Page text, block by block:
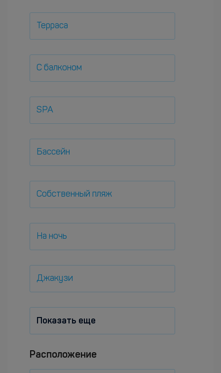
Терраса
С балконом
SPA
Бассейн
Собственный пляж
На ночь
Джакузи
Показать еще
Расположение